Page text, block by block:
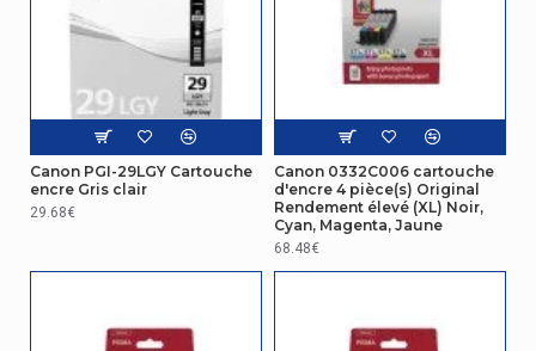
Canon PGI-29LGY Cartouche
encre Gris clair
29.68€
Canon 0332C006 cartouche
d'encre 4 pièce(s) Original
Rendement élevé (XL) Noir,
Cyan, Magenta, Jaune
68.48€